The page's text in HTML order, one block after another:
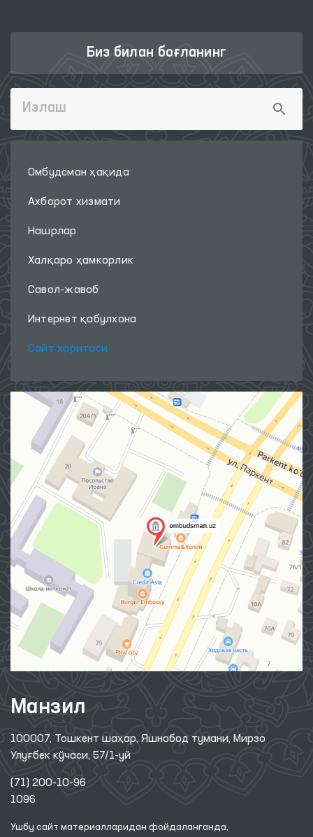
Биз билан боғланинг
Омбудсман ҳақида
Ахборот хизмати
Нашрлар
Халқаро ҳамкорлик
Савол-жавоб
Интернет қабулхона
Сайт харитаси
Манзил
100007, Тошкент шаҳар, Яшнобод тумани, Мирзо
Улуғбек кўчаси, 57/1-уй
(71) 200-10-96
1096
Ушбу сайт материалларидан фойдаланганда,